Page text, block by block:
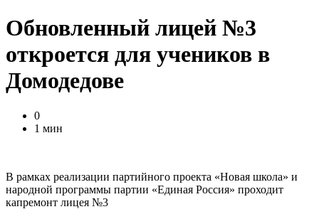
Обновленный лицей №3
откроется для учеников в
Домодедове
0
1 мин
В рамках реализации партийного проекта «Новая школа» и
народной программы партии «Единая Россия» проходит
капремонт лицея №3